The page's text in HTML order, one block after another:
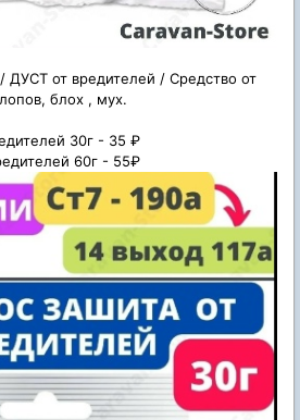
ДУСТ от вредителей / Средство от
блох , мух.
30г - 35 ₽
60г - 55₽